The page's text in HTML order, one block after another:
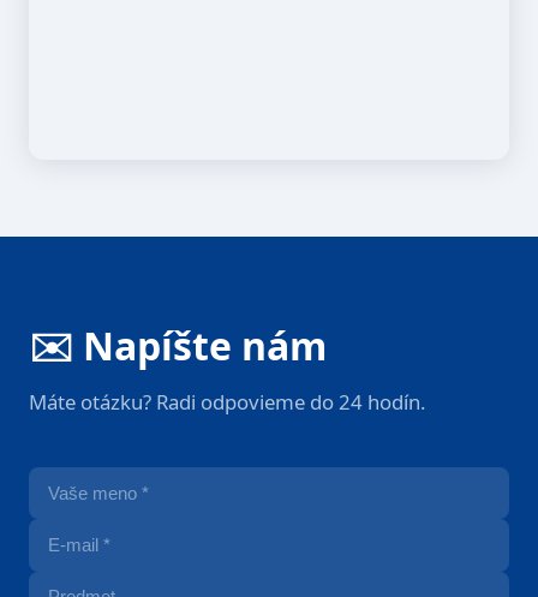
✉️ Napíšte nám
Máte otázku? Radi odpovieme do 24 hodín.